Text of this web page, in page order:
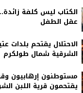
الكتاب ليس كلفة
عقل الطفل
الاحتلال يقتحم بلدات
الشرقية شمال طولكرم
مستوطنون إرهابيون
يقتحمون قرية اللبن